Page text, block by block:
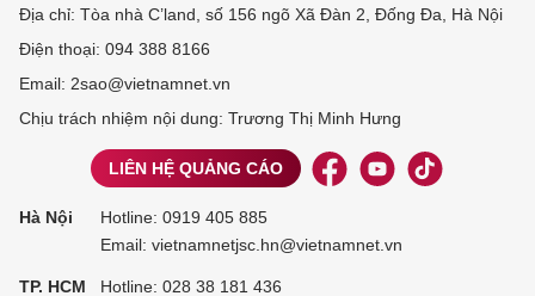
Địa chỉ: Tòa nhà C’land, số 156 ngõ Xã Đàn 2, Đống Đa, Hà Nội
Điện thoại: 094 388 8166
Email: 2sao@vietnamnet.vn
Chịu trách nhiệm nội dung: Trương Thị Minh Hưng
LIÊN HỆ QUẢNG CÁO
Hà Nội Hotline: 0919 405 885
Email: vietnamnetjsc.hn@vietnamnet.vn
TP. HCM Hotline: 028 38 181 436